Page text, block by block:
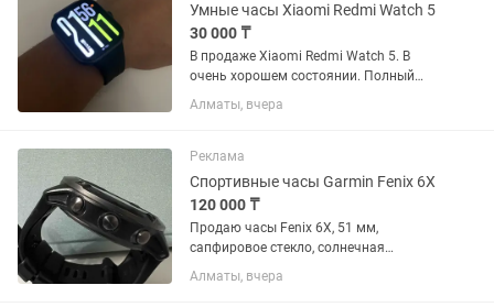
Умные часы Xiaomi Redmi Watch 5
30 000 ₸
В продаже Xiaomi Redmi Watch 5. В
очень хорошем состоянии. Полный
Алматы, вчера
Реклама
Спортивные часы Garmin Fenix 6X
120 000 ₸
Продаю часы Fenix 6X, 51 мм,
сапфировое стекло, солнечная
батарея, титановый корпус, состояние
-отличное, никаких повреждений, заряд
Алматы, вчера